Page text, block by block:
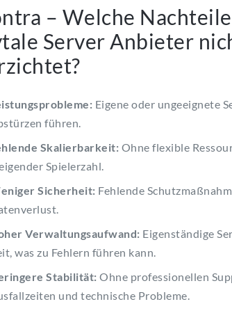
– Welche
Server Anbieter
Eigene oder ungeeignete
führen.
Skalierbarkeit: Ohne flexible
Spielerzahl.
Sicherheit: Fehlende
Verwaltungsaufwand: Eigenständige
was zu Fehlern führen kann.
Stabilität: Ohne professionellen
und technische Probleme.